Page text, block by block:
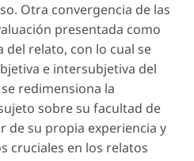
Otra convergencia de las
presentada como
del relato, con lo cual se
e intersubjetiva del
redimensiona la
sobre su facultad de
de su propia experiencia y
cruciales en los relatos